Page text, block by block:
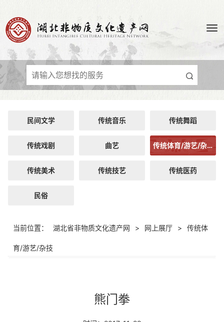
民间文学 传统音乐 传统舞蹈
传统戏剧 曲艺 传统体育/游艺/杂技
传统美术 传统技艺 传统医药
民俗
当前位置： 湖北省非物质文化遗产网 > 网上展厅 > 传统体
育/游艺/杂技
熊门拳